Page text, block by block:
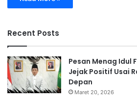
Recent Posts
Pesan Menag Idul
Jejak Positif Usai
Depan
Maret 20, 2026